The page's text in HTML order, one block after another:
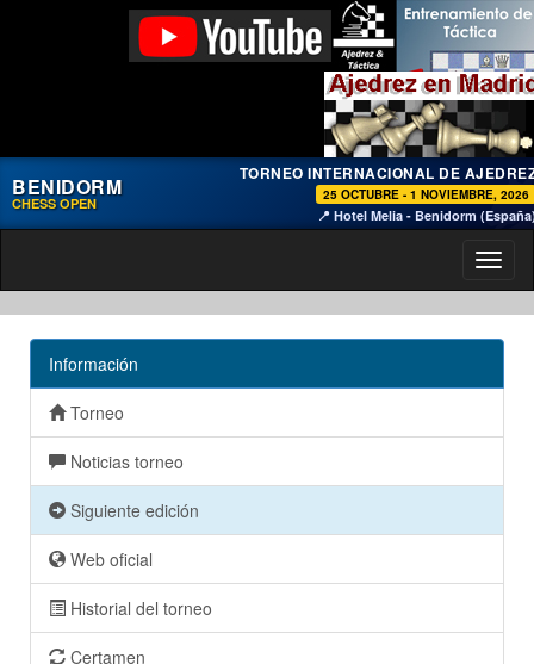
BENIDORM
CHESS OPEN
TORNEO INTERNACIONAL DE
25 OCTUBRE - 1 NOVIEMBRE, 2026
📍 Hotel Melia - Benidorm
Información
Torneo
Noticias torneo
Siguiente edición
Web oficial
Historial del torneo
Certamen